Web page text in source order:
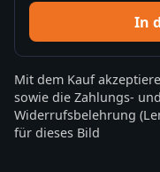
In
Mit dem Kauf
sowie die Zahlungs-
Widerrufsbelehrung
für dieses Bild